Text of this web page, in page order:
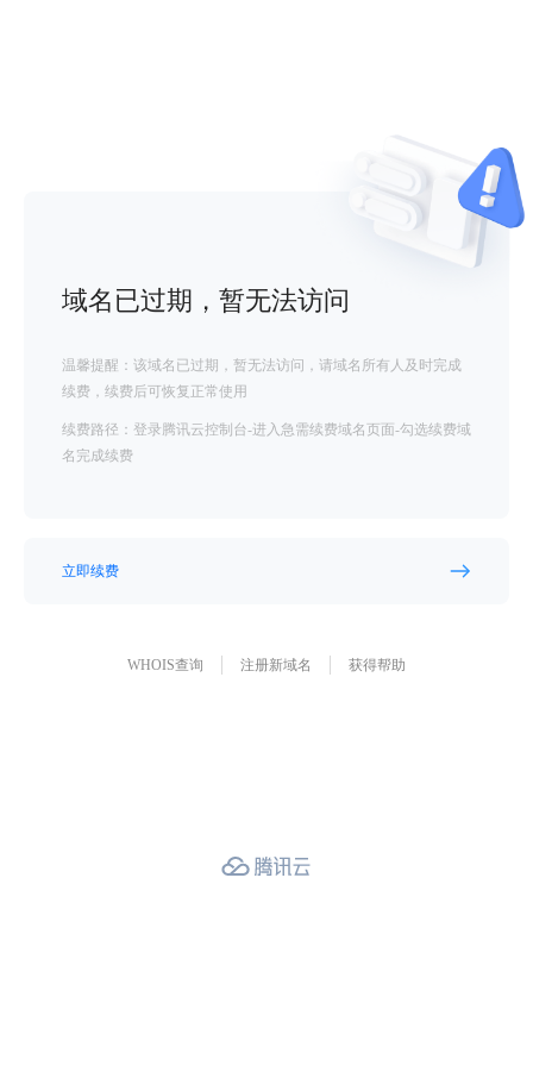
域名已过期，暂无法访问
温馨提醒：该域名已过期，暂无法访问，请域名所有人及时完成
续费，续费后可恢复正常使用
续费路径：登录腾讯云控制台-进入急需续费域名页面-勾选续费域
名完成续费
立即续费
WHOIS查询 注册新域名 获得帮助